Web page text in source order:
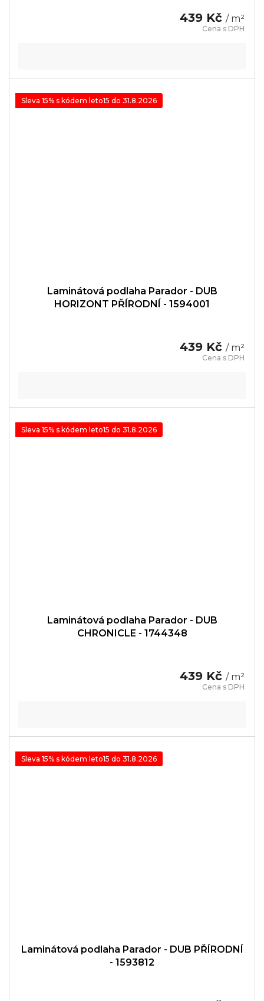
439 Kč / m²
Sleva 15% s kódem leto15 do 31.8.2026
Laminátová podlaha Parador - DUB
HORIZONT PŘÍRODNÍ - 1594001
439 Kč / m²
Sleva 15% s kódem leto15 do 31.8.2026
Laminátová podlaha Parador - DUB
CHRONICLE - 1744348
439 Kč / m²
Sleva 15% s kódem leto15 do 31.8.2026
Laminátová podlaha Parador - DUB PŘÍRODNÍ
- 1593812